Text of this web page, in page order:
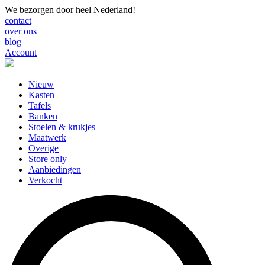
We bezorgen door heel Nederland!
contact
over ons
blog
Account
Nieuw
Kasten
Tafels
Banken
Stoelen & krukjes
Maatwerk
Overige
Store only
Aanbiedingen
Verkocht